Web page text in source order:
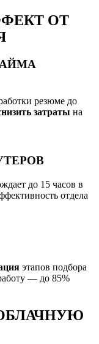
ОТ
резюме до
затраты на
до 15 часов в
отдела
этапов подбора
— до 85%